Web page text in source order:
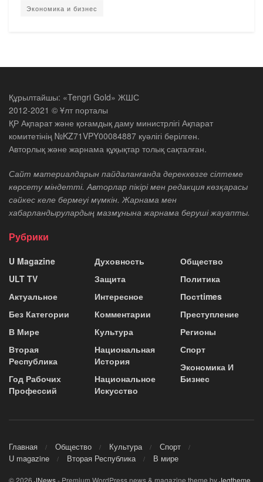
Экономика и бизнес
Құрылтайшы: «Tengri Gold» ЖШС
2012-2021 © Ұлт порталы
ҚР Ақпарат және қоғамдық даму министрлігі Ақпарат
комитетінің №KZ71VPY00084887 куәлігі берілген.
Авторлық және жарнама құқықтар толық сақталған.
Сайт материалдарын пайдаланғанда дереккөзге сілтеме
көрсету міндетті. Авторлар пікірі мен редакция көзқарасы
сәйкес келе бермеуі мүмкін. Жарнама мен
хабарландырулардың мазмұнына жарнама беруші жауапты.
Рубрики
U Magazine
ULT TV
Актуальное
Без Категории
В Мире
Вторая
Республика
Год Рабочих
Профессий
Духовность
Защита
Интересное
Комментарии
Культура
Национальная
История
Национальное
Искусство
Общество
Политика
Постtimes
Преступление
Регионы
Спорт
Экономика И
Бизнес
Главная Общество Культура
Спорт
U magazine
Вторая Республика В мире